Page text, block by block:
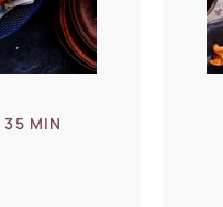
35 MIN